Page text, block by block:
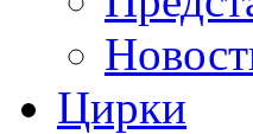
Цирки